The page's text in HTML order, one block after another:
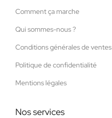
Comment ça marche
Qui sommes-nous ?
Conditions générales de ventes
Politique de confidentialité
Mentions légales
Nos services